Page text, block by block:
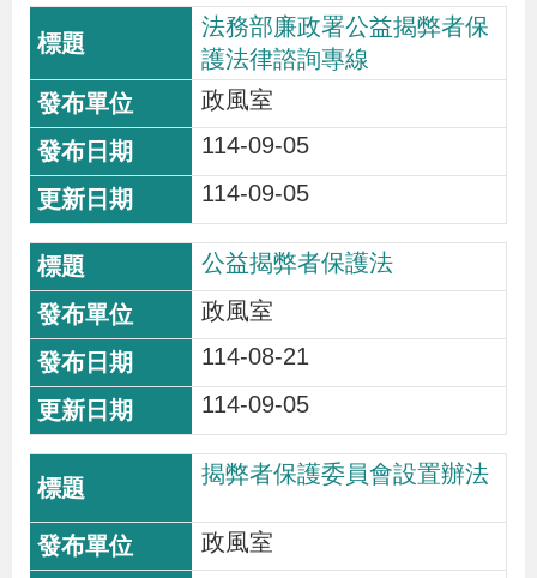
區
線
上
申
辦
宣
導
專
區
相
關
連
法務部廉政署公益揭弊者保
護法律諮詢專線
政風室
114-09-05
114-09-05
公益揭弊者保護法
政風室
114-08-21
114-09-05
揭弊者保護委員會設置辦法
政風室